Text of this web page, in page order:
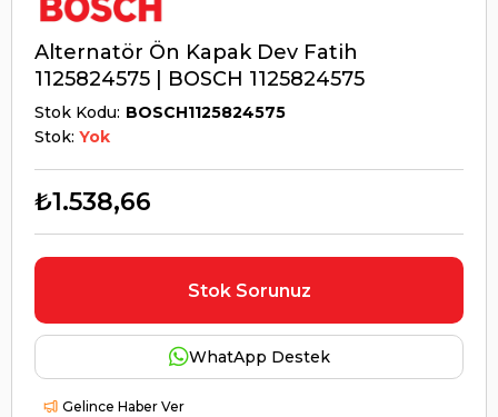
Alternatör Ön Kapak Dev Fatih
1125824575 | BOSCH 1125824575
Stok Kodu BOSCH1125824575
Stok: Yok
₺1.538,66
Stok Sorunuz
WhatApp Destek
Gelince Haber Ver